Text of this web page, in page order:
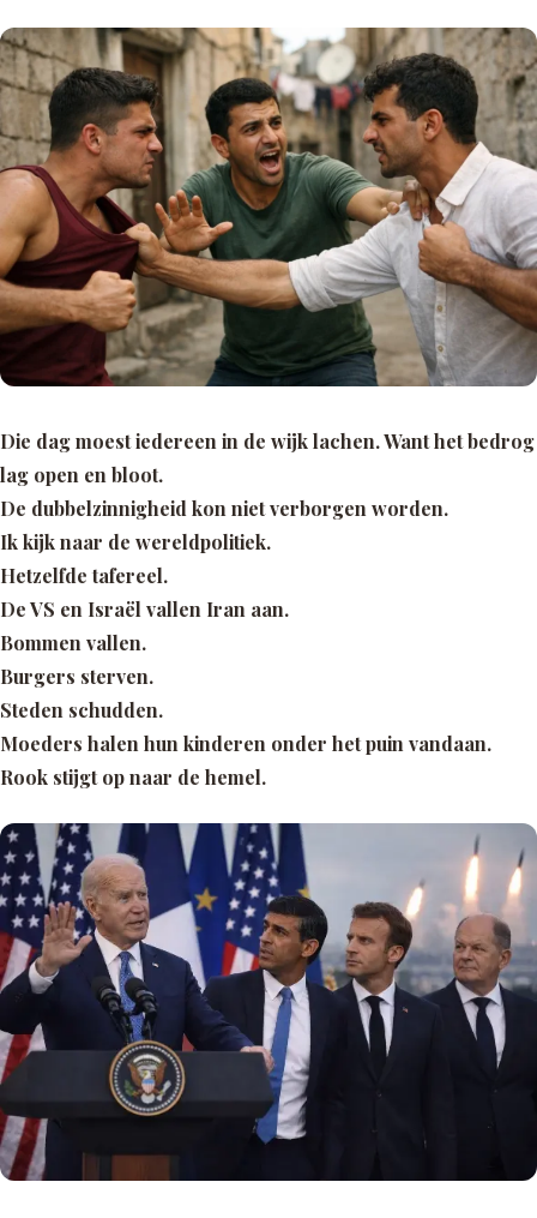
Die dag moest iedereen in de wijk lachen. Want het bedrog
lag open en bloot.
De dubbelzinnigheid kon niet verborgen worden.
Ik kijk naar de wereldpolitiek.
Hetzelfde tafereel.
De VS en Israël vallen Iran aan.
Bommen vallen.
Burgers sterven.
Steden schudden.
Moeders halen hun kinderen onder het puin vandaan.
Rook stijgt op naar de hemel.